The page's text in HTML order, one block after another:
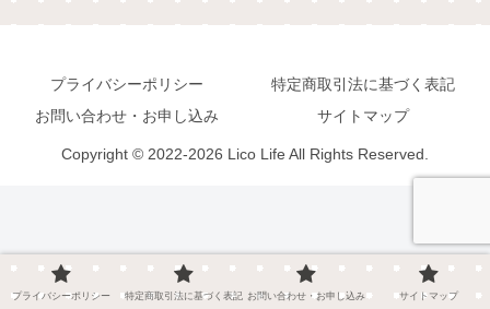
プライバシーポリシー
特定商取引法に基づく表記
お問い合わせ・お申し込み
サイトマップ
Copyright © 2022-2026 Lico Life All Rights Reserved.
プライバシーポリシー 特定商取引法に基づく表記 お問い合わせ・お申し込み サイトマップ